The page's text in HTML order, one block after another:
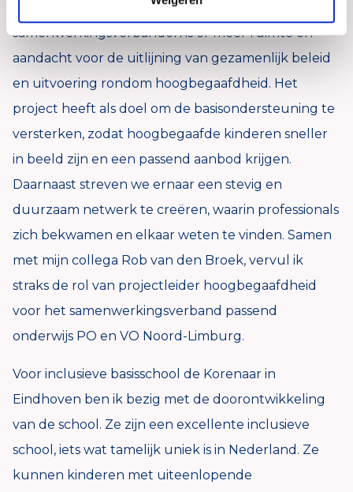
door een groot landelijk subsidietraject voor de
samenwerkingsverbanden is er meer ruimte en
aandacht voor de uitlijning van gezamenlijk beleid
en uitvoering rondom hoogbegaafdheid. Het
project heeft als doel om de basisondersteuning te
versterken, zodat hoogbegaafde kinderen sneller
in beeld zijn en een passend aanbod krijgen.
Daarnaast streven we ernaar een stevig en
duurzaam netwerk te creëren, waarin professionals
zich bekwamen en elkaar weten te vinden. Samen
met mijn collega Rob van den Broek, vervul ik
straks de rol van projectleider hoogbegaafdheid
voor het samenwerkingsverband passend
onderwijs PO en VO Noord-Limburg.
Voor inclusieve basisschool de Korenaar in
Eindhoven ben ik bezig met de doorontwikkeling
van de school. Ze zijn een excellente inclusieve
school, iets wat tamelijk uniek is in Nederland. Ze
kunnen kinderen met uiteenlopende